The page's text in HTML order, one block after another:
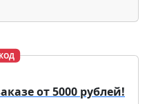
от 5000 рублей!